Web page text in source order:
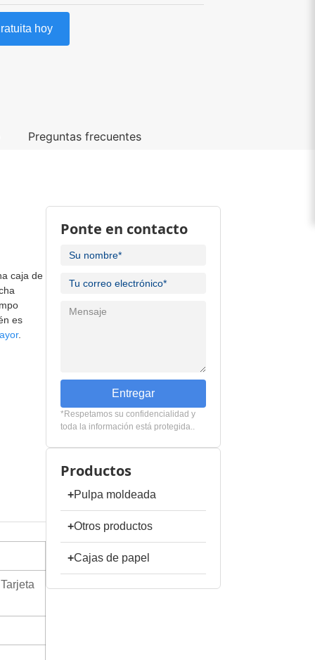
hoy
Preguntas frecuentes
caja de
es
.
Ponte en contacto
Entregar
*Respetamos su confidencialidad y
toda la información está protegida..
Productos
+Pulpa moldeada
+Otros productos
+Cajas de papel